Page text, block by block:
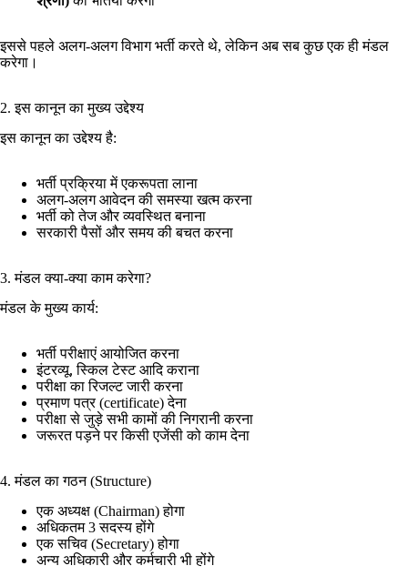
इससे पहले अलग-अलग विभाग भर्ती करते थे, लेकिन अब सब कुछ एक ही मंडल
करेगा।
2. इस कानून का मुख्य उद्देश्य
इस कानून का उद्देश्य है:
भर्ती प्रक्रिया में एकरूपता लाना
अलग-अलग आवेदन की समस्या खत्म करना
भर्ती को तेज और व्यवस्थित बनाना
सरकारी पैसों और समय की बचत करना
3. मंडल क्या-क्या काम करेगा?
मंडल के मुख्य कार्य:
भर्ती परीक्षाएं आयोजित करना
इंटरव्यू, स्किल टेस्ट आदि कराना
परीक्षा का रिजल्ट जारी करना
प्रमाण पत्र (certificate) देना
परीक्षा से जुड़े सभी कामों की निगरानी करना
जरूरत पड़ने पर किसी एजेंसी को काम देना
4. मंडल का गठन (Structure)
एक अध्यक्ष (Chairman) होगा
अधिकतम 3 सदस्य होंगे
एक सचिव (Secretary) होगा
अन्य अधिकारी और कर्मचारी भी होंगे